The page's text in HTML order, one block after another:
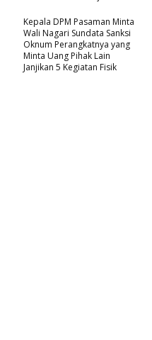
Kepala DPM Pasaman Minta
Wali Nagari Sundata Sanksi
Oknum Perangkatnya yang
Minta Uang Pihak Lain
Janjikan 5 Kegiatan Fisik